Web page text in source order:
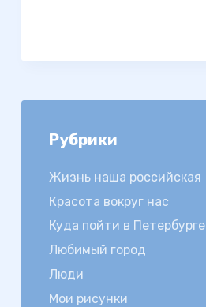
Рубрики
Жизнь наша российская
Красота вокруг нас
Куда пойти в Петербурге
Любимый город
Люди
Мои рисунки